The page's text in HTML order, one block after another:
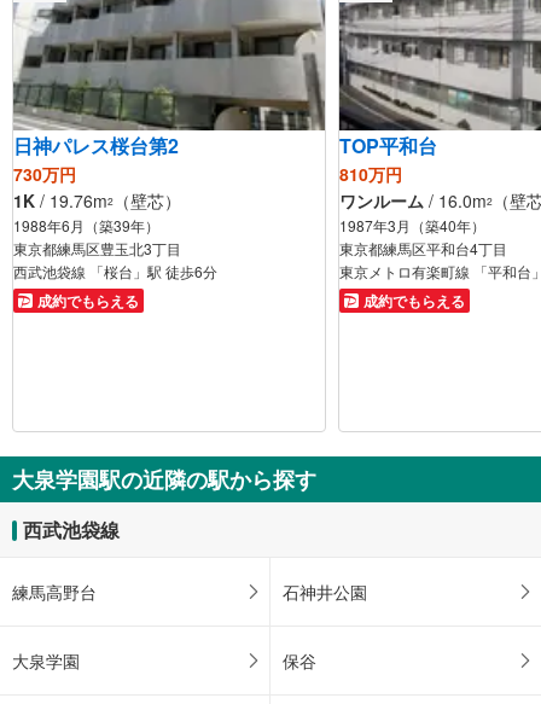
日神パレス桜台第2
730万円
1K / 19.76m2 （壁芯）
1988年6月（築39年）
東京都練馬区豊玉北3丁目
西武池袋線 「桜台」駅 徒歩6分
成約でもらえる
TOP平和台
810万円
ワンルーム / 16.0m2 （壁
1987年3月（築40年）
東京都練馬区平和台4丁目
東京メトロ有楽町線 「平和台
成約でもらえる
大泉学園駅の近隣の駅から探す
西武池袋線
練馬高野台 石神井公園
大泉学園 保谷